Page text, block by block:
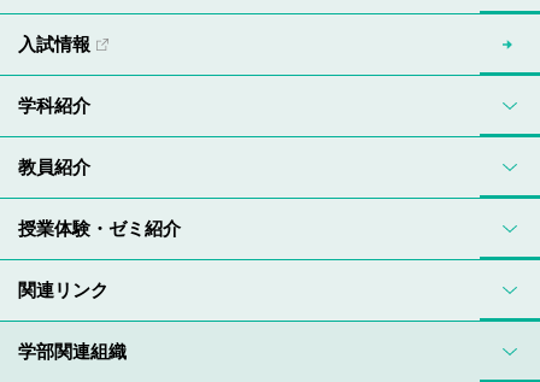
学部関連組織
入試情報
学科紹介
教員紹介
授業体験・ゼミ紹介
関連リンク